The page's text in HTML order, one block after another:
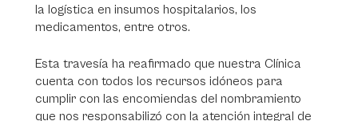
la logística en insumos hospitalarios, los
medicamentos, entre otros.
Esta travesía ha reafirmado que nuestra Clínica
cuenta con todos los recursos idóneos para
cumplir con las encomiendas del nombramiento
que nos responsabilizó con la atención integral de